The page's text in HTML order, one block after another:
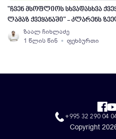
"ჩვენ მსოფლიოს სხვადასხვა
ლამაზ ქვეყანაში" - კლარენს
ზაალ ჩიხლაძე
1 წლის წინ
ფეხბურთი
+995 32 290 04
Copyright